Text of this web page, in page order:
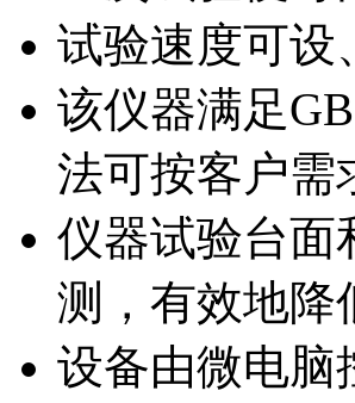
试验速度可设
该仪器满足
法可按客户需
仪器试验台面
测，有效地降
设备由微电脑